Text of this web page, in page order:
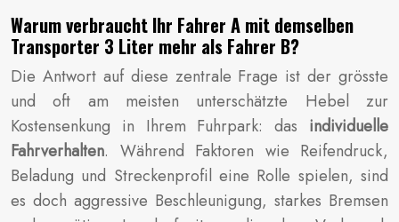
Warum verbraucht Ihr Fahrer A mit demselben
Transporter 3 Liter mehr als Fahrer B?
Die Antwort auf diese zentrale Frage ist der grösste
und oft am meisten unterschätzte Hebel zur
Kostensenkung in Ihrem Fuhrpark: das individuelle
Fahrverhalten. Während Faktoren wie Reifendruck,
Beladung und Streckenprofil eine Rolle spielen, sind
es doch aggressive Beschleunigung, starkes Bremsen